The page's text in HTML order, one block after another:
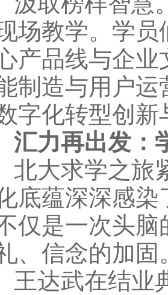
场教学。学员
产品线与企业
制造与用户
字化转型创新
汇力再出发：
北大求学之旅
底蕴深深感染
仅是一次头
、信念的加固
王达武在结业